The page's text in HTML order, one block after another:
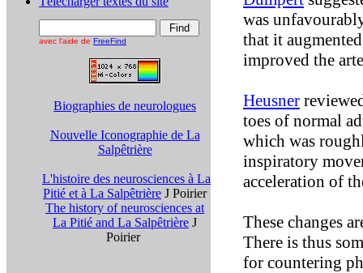
avec l'aide de FreeFind
Biographies de neurologues
Nouvelle Iconographie de La
Salpêtrière
L'histoire des neurosciences à La
Pitié et à La Salpêtrière J Poirier
The history of neurosciences at
La Pitié and La Salpêtrière J
Poirier
was
that it
improved the
Heusner
toes of normal
which was
inspiratory
acceleration of
These changes
There is thus
for countering